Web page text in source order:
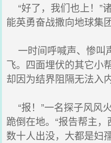
“好了，我们也上！”
能英勇奋战撒向地球集
一时间呼喊声、惨叫
飞。四面埋伏的其它小
却因为结界阻隔无法入内
“报！”一名探子风风
跪倒在地。“报告帮主
数十人出没，大都是妇